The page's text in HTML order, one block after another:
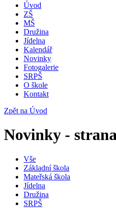
Úvod
ZŠ
MŠ
Družina
Jídelna
Kalendář
Novinky
Fotogalerie
SRPŠ
O škole
Kontakt
Zpět na Úvod
Novinky -
Vše
Základní škola
Mateřská škola
Jídelna
Družina
SRPŠ